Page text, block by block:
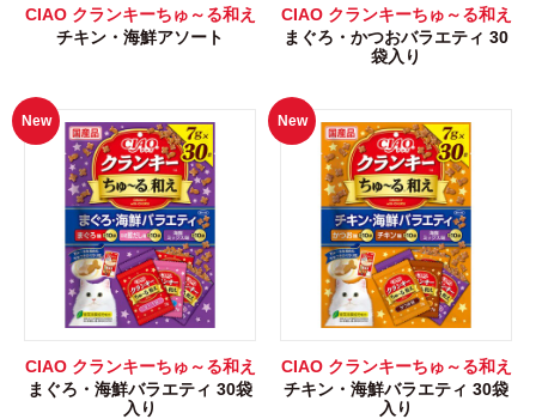
CIAO クランキーちゅ～る和え
チキン・海鮮アソート
CIAO クランキーちゅ～る和え
まぐろ・かつおバラエティ 30
袋入り
New
CIAO クランキーちゅ～る和え
まぐろ・海鮮バラエティ 30袋
入り
New
CIAO クランキーちゅ～る和え
チキン・海鮮バラエティ 30袋
入り